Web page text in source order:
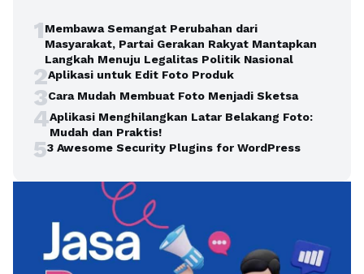
1Membawa Semangat Perubahan dari
Masyarakat, Partai Gerakan Rakyat Mantapkan
Langkah Menuju Legalitas Politik Nasional
2Aplikasi untuk Edit Foto Produk
3Cara Mudah Membuat Foto Menjadi Sketsa
4Aplikasi Menghilangkan Latar Belakang Foto:
Mudah dan Praktis!
53 Awesome Security Plugins for WordPress